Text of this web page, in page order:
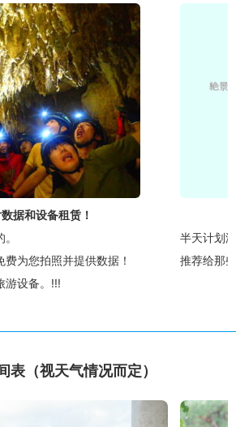
据和设备租赁！
为您拍照并提供数据！
设备。 !!!
半天计划
推荐给那
表（视天气情况而定）